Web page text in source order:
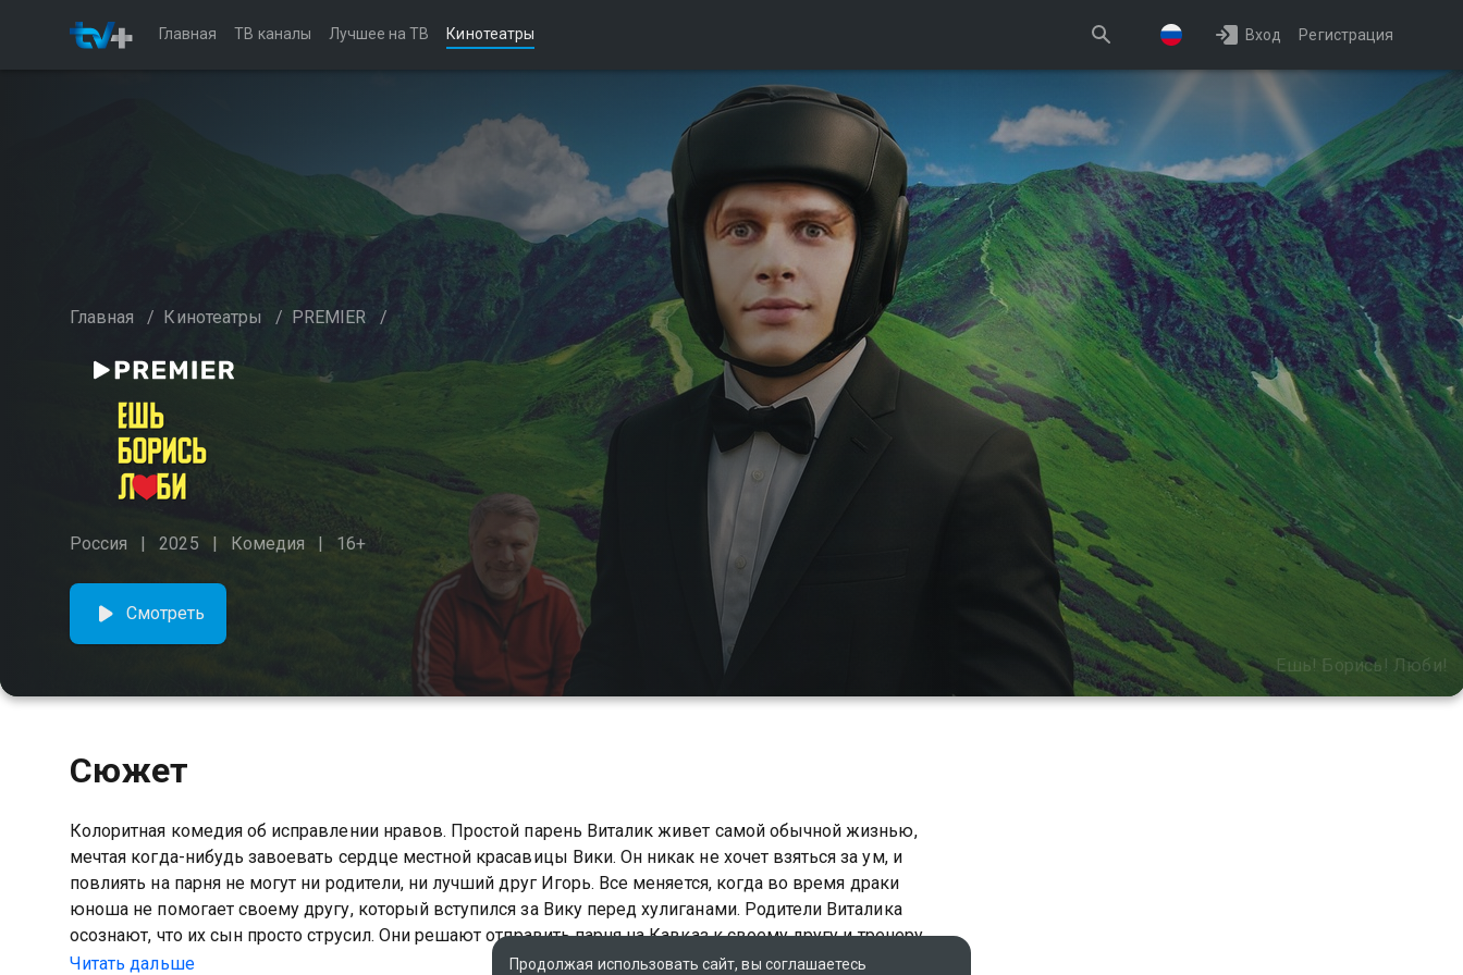
Главная ТВ каналы Лучшее на ТВ Кинотеатры Вход Регистрация
Главная / Кинотеатры / PREMIER /
Россия 2025 Комедия 16+
Ешь! Борись! Люби!
Смотреть
Сюжет
Колоритная комедия об исправлении нравов. Простой парень Виталик живет самой обычной жизнью,
мечтая когда-нибудь завоевать сердце местной красавицы Вики. Он никак не хочет взяться за ум, и
повлиять на парня не могут ни родители, ни лучший друг Игорь. Все меняется, когда во время драки
юноша не помогает своему другу, который вступился за Вику перед хулиганами. Родители Виталика
осознают, что их сын просто струсил. Они решают отправить парня на Кавказ к своему другу и тренеру
ММА Гусейну в надежде, что его удастся перевоспитать.
Читать дальше Продолжая использовать сайт, вы соглашаетесь